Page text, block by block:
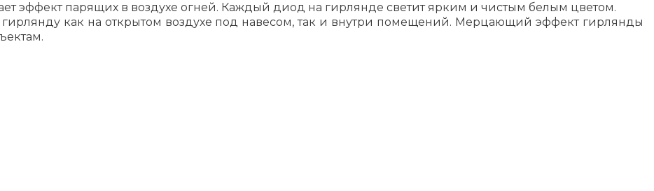
эффект парящих в воздухе огней. Каждый диод на гирлянде светит ярким и чистым белым цветом.
гирлянду как на открытом воздухе под навесом, так и внутри помещений. Мерцающий эффект гирлянды